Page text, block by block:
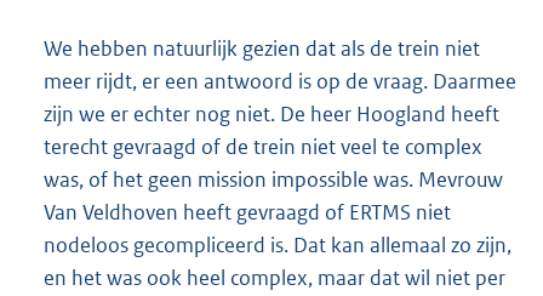
We hebben natuurlijk gezien dat als de trein niet
meer rijdt, er een antwoord is op de vraag. Daarmee
zijn we er echter nog niet. De heer Hoogland heeft
terecht gevraagd of de trein niet veel te complex
was, of het geen mission impossible was. Mevrouw
Van Veldhoven heeft gevraagd of ERTMS niet
nodeloos gecompliceerd is. Dat kan allemaal zo zijn,
en het was ook heel complex, maar dat wil niet per